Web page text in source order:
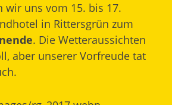
wir uns vom 15. bis 17.
in Rittersgrün zum
. Die Wetteraussichten
aber unserer Vorfreude tat